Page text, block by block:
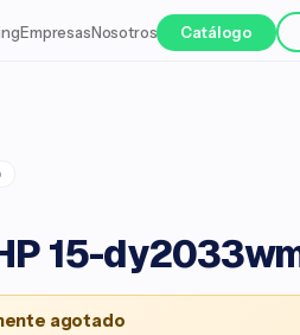
EmpresasNosotros Catálogo
15-
agotado